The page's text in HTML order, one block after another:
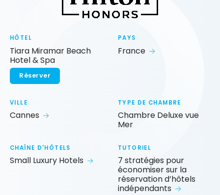
HÔTEL
Tiara Miramar Beach
Hotel & Spa
Réserver
PAYS
France
VILLE
Cannes
TYPE DE CHAMBRE
Chambre Deluxe vue
Mer
CHAÎNE D'HÔTELS
Small Luxury Hotels
TUTORIEL
7 stratégies pour
économiser sur la
réservation d’hôtels
indépendants